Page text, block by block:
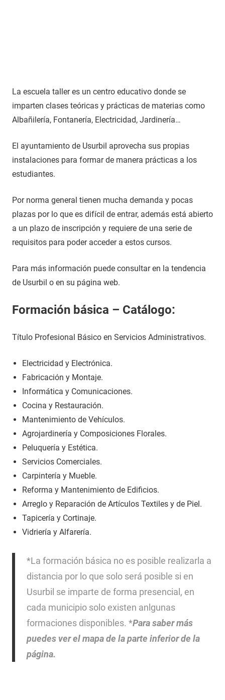
La escuela taller es un centro educativo donde se
imparten clases teóricas y prácticas de materias como
Albañilería, Fontanería, Electricidad, Jardinería…
El ayuntamiento de Usurbil aprovecha sus propias
instalaciones para formar de manera prácticas a los
estudiantes.
Por norma general tienen mucha demanda y pocas
plazas por lo que es difícil de entrar, además está abierto
a un plazo de inscripción y requiere de una serie de
requisitos para poder acceder a estos cursos.
Para más información puede consultar en la tendencia
de Usurbil o en su página web.
Formación básica – Catálogo:
Título Profesional Básico en Servicios Administrativos.
Electricidad y Electrónica.
Fabricación y Montaje.
Informática y Comunicaciones.
Cocina y Restauración.
Mantenimiento de Vehículos.
Agrojardinería y Composiciones Florales.
Peluquería y Estética.
Servicios Comerciales.
Carpintería y Mueble.
Reforma y Mantenimiento de Edificios.
Arreglo y Reparación de Artículos Textiles y de Piel.
Tapicería y Cortinaje.
Vidriería y Alfarería.
*La formación básica no es posible realizarla a
distancia por lo que solo será posible si en
Usurbil se imparte de forma presencial, en
cada municipio solo existen anlgunas
formaciones disponibles. *Para saber más
puedes ver el mapa de la parte inferior de la
página.